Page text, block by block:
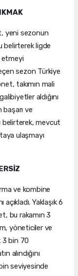
yeni sezonun
belirterek ligde
etmeyi
sezon Türkiye
takımın mali
aldığını
ve
belirterek, mevcut
ulaşmayı
ve kombine
açıkladı. Yaklaşık 6
bu rakamın 3
yöneticiler ve
3 bin 70
alındığını
seviyesinde